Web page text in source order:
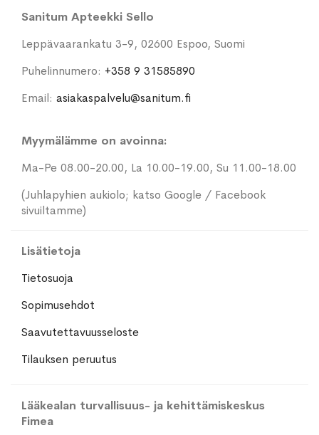
Sanitum Apteekki Sello
Leppävaarankatu 3-9, 02600 Espoo, Suomi
Puhelinnumero: +358 9 31585890
Email: asiakaspalvelu@sanitum.fi
Myymälämme on avoinna:
Ma-Pe 08.00-20.00, La 10.00-19.00, Su 11.00-18.00
(Juhlapyhien aukiolo; katso Google / Facebook
sivuiltamme)
Lisätietoja
Tietosuoja
Sopimusehdot
Saavutettavuusseloste
Tilauksen peruutus
Lääkealan turvallisuus- ja kehittämiskeskus
Fimea